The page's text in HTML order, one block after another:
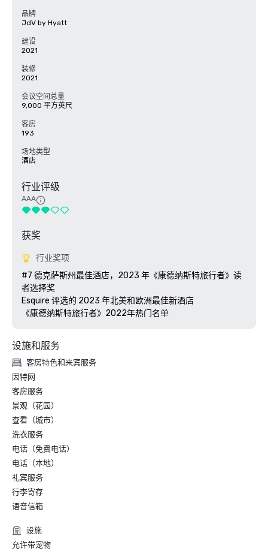
品牌
JdV by Hyatt
建设
2021
装修
2021
会议空间总量
9,000 平方英尺
客房
193
场地类型
酒店
行业评级
AAA
获奖
行业奖项
#7 德克萨斯州最佳酒店，2023 年《康德纳斯特旅行者》读
者选择奖
Esquire 评选的 2023 年北美和欧洲最佳新酒店
《康德纳斯特旅行者》2022年热门名单
设施和服务
客房特色和来宾服务
因特网
客房服务
景观（花园）
查看（城市）
洗衣服务
电话（免费电话）
电话（本地）
礼宾服务
行李寄存
语音信箱
设施
允许带宠物